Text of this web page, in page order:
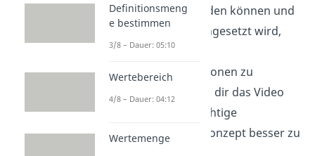
ausgedrückt werden können und
wie die Formel eingesetzt wird,
um komplexe
Exponentialfunktionen zu
berechnen. Schau dir das Video
an, um dieses wichtige
mathematische Konzept besser zu
Definitionsmeng
e bestimmen
3/8 – Dauer: 05:10
Wertebereich
4/8 – Dauer: 04:12
Wertemenge